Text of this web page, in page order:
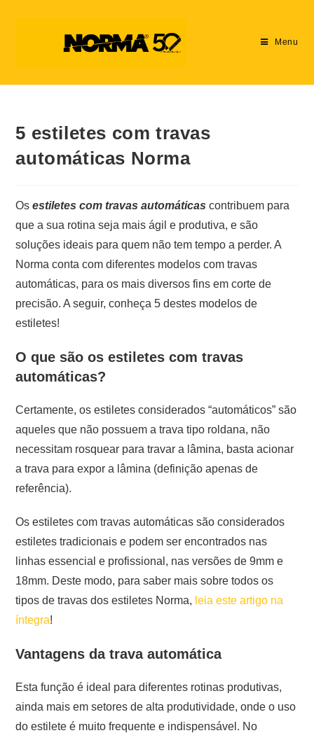
Menu
5 estiletes com travas
automáticas Norma
Osestiletes com travas automáticascontribuem para
que a sua rotina seja mais ágil e produtiva, e são
soluções ideais para quem não tem tempo a perder. A
Norma conta com diferentes modelos com travas
automáticas, para os mais diversos fins em corte de
precisão. A seguir, conheça 5 destes modelos de
estiletes!
O que são os estiletes com travas
automáticas?
Certamente, os estiletes considerados “automáticos” são
aqueles que não possuem a trava tipo roldana, não
necessitam rosquear para travar a lâmina, basta acionar
a trava para expor a lâmina (definição apenas de
referência).
Os estiletes com travas automáticas são considerados
estiletes tradicionais e podem ser encontrados nas
linhas essencial e profissional, nas versões de 9mm e
18mm. Deste modo, para saber mais sobre todos os
tipos de travas dos estiletes Norma, leia este artigo na
íntegra!
Vantagens da trava automática
Esta função é ideal para diferentes rotinas produtivas,
ainda mais em setores de alta produtividade, onde o uso
do estilete é muito frequente e indispensável. No